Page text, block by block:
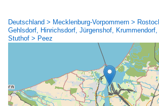
Deutschland > Mecklenburg-Vorpommern >
Gehlsdorf, Hinrichsdorf, Jürgenshof,
Stuthof > Peez